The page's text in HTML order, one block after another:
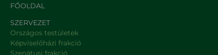
FŐOLDAL
SZERVEZET
Országos testületek
Képviselőházi frakció
Szenátusi frakció